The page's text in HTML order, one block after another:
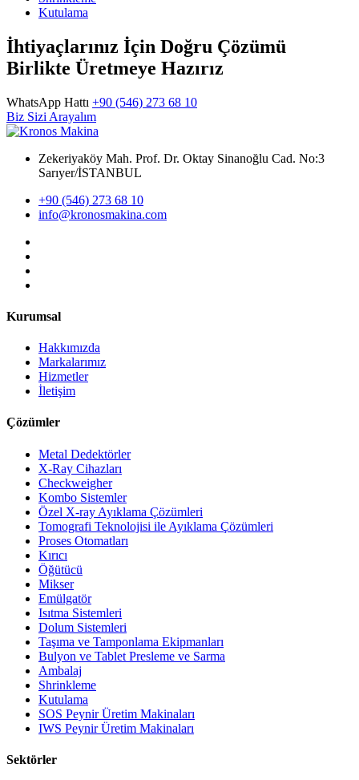
Kutulama
İhtiyaçlarınız İçin Doğru Çözümü
Birlikte Üretmeye Hazırız
WhatsApp Hattı +90 (546) 273 68 10
Biz Sizi Arayalım
Zekeriyaköy Mah. Prof. Dr. Oktay Sinanoğlu Cad. No:3
Sarıyer/İSTANBUL
+90 (546) 273 68 10
info@kronosmakina.com
Kurumsal
Hakkımızda
Markalarımız
Hizmetler
İletişim
Çözümler
Metal Dedektörler
X-Ray Cihazları
Checkweigher
Kombo Sistemler
Özel X-ray Ayıklama Çözümleri
Tomografi Teknolojisi ile Ayıklama Çözümleri
Proses Otomatları
Kırıcı
Öğütücü
Mikser
Emülgatör
Isıtma Sistemleri
Dolum Sistemleri
Taşıma ve Tamponlama Ekipmanları
Bulyon ve Tablet Presleme ve Sarma
Ambalaj
Shrinkleme
Kutulama
SOS Peynir Üretim Makinaları
IWS Peynir Üretim Makinaları
Sektörler